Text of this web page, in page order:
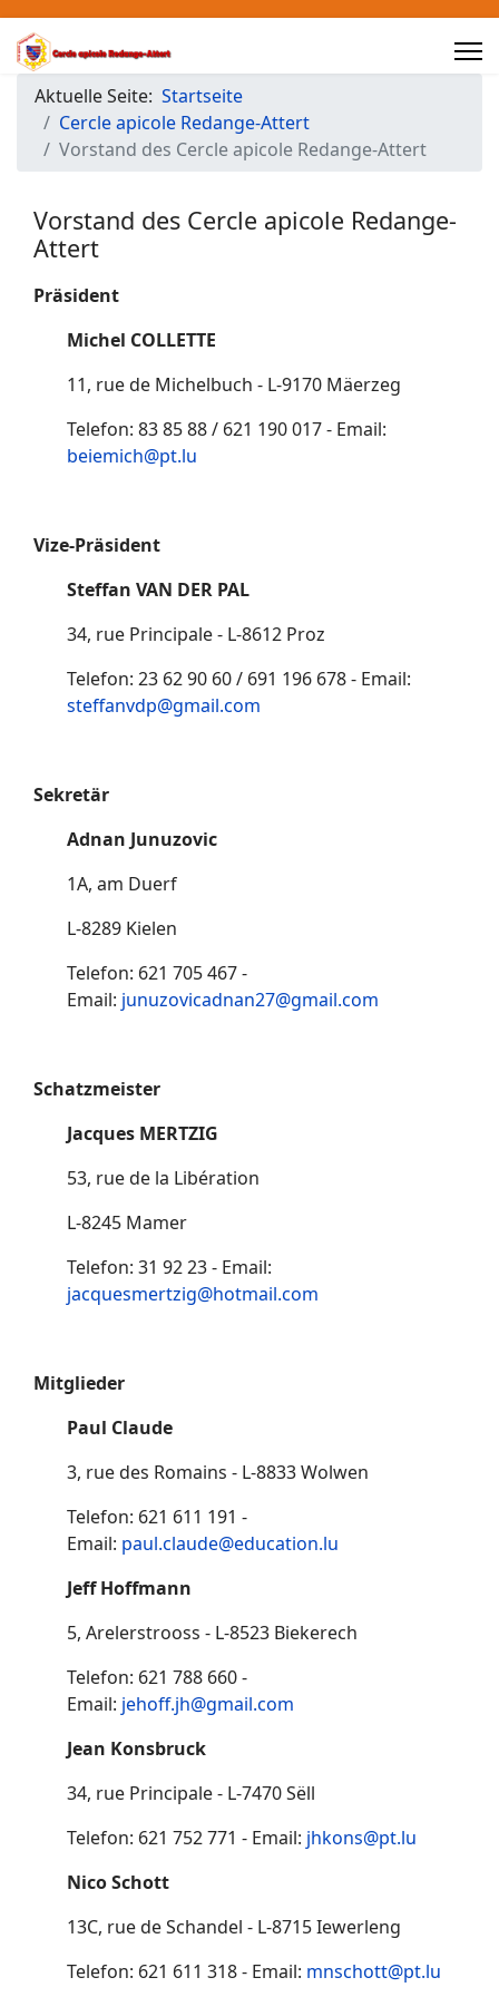
Aktuelle Seite: Startseite
Cercle apicole Redange-Attert
Vorstand des Cercle apicole Redange-Attert
Vorstand des Cercle apicole Redange-
Attert
Präsident
Michel COLLETTE
11, rue de Michelbuch - L-9170 Mäerzeg
Telefon: 83 85 88 / 621 190 017 - Email:
beiemich@pt.lu
Vize-Präsident
Steffan VAN DER PAL
34, rue Principale - L-8612 Proz
Telefon: 23 62 90 60 / 691 196 678 - Email:
steffanvdp@gmail.com
Sekretär
Adnan Junuzovic
1A, am Duerf
L-8289 Kielen
Telefon: 621 705 467 -
Email: junuzovicadnan27@gmail.com
Schatzmeister
Jacques MERTZIG
53, rue de la Libération
L-8245 Mamer
Telefon: 31 92 23 - Email:
jacquesmertzig@hotmail.com
Mitglieder
Paul Claude
3, rue des Romains - L-8833 Wolwen
Telefon: 621 611 191 -
Email: paul.claude@education.lu
Jeff Hoffmann
5, Arelerstrooss - L-8523 Biekerech
Telefon: 621 788 660 -
Email: jehoff.jh@gmail.com
Jean Konsbruck
34, rue Principale - L-7470 Sëll
Telefon: 621 752 771 - Email: jhkons@pt.lu
Nico Schott
13C, rue de Schandel - L-8715 Iewerleng
Telefon: 621 611 318 - Email: mnschott@pt.lu